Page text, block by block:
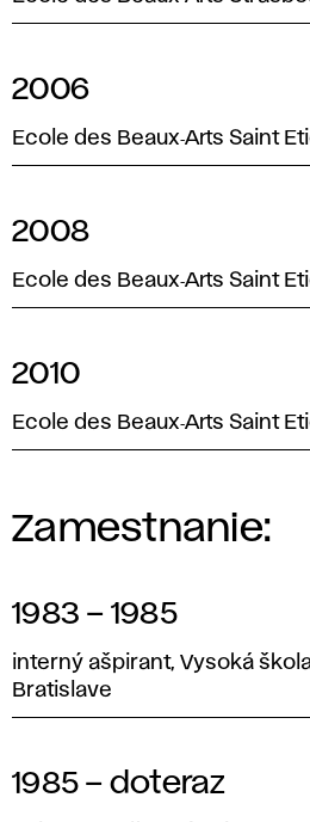
2006
Ecole des Beaux‑Arts Saint
2008
Ecole des Beaux‑Arts Saint
2010
Ecole des Beaux‑Arts Saint
Zamestnanie:
1983 – 1985
interný ašpirant, Vysoká
Bratislave
1985 – doteraz